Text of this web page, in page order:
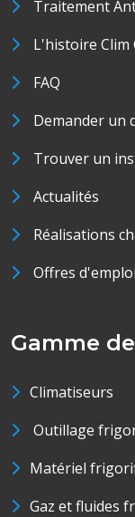
Traitement
L'histoire Clim
FAQ
Demander un
Trouver un
Actualités
Réalisations
Offres d'emploi
Gamme
Climatiseurs
Outillage
Matériel
Gaz et fluides